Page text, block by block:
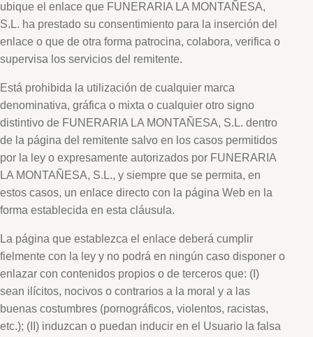
ubique el enlace que FUNERARIA LA MONTAÑESA,
S.L. ha prestado su consentimiento para la inserción del
enlace o que de otra forma patrocina, colabora, verifica o
supervisa los servicios del remitente.
Está prohibida la utilización de cualquier marca
denominativa, gráfica o mixta o cualquier otro signo
distintivo de FUNERARIA LA MONTAÑESA, S.L. dentro
de la página del remitente salvo en los casos permitidos
por la ley o expresamente autorizados por FUNERARIA
LA MONTAÑESA, S.L., y siempre que se permita, en
estos casos, un enlace directo con la página Web en la
forma establecida en esta cláusula.
La página que establezca el enlace deberá cumplir
fielmente con la ley y no podrá en ningún caso disponer o
enlazar con contenidos propios o de terceros que: (I)
sean ilícitos, nocivos o contrarios a la moral y a las
buenas costumbres (pornográficos, violentos, racistas,
etc.); (II) induzcan o puedan inducir en el Usuario la falsa